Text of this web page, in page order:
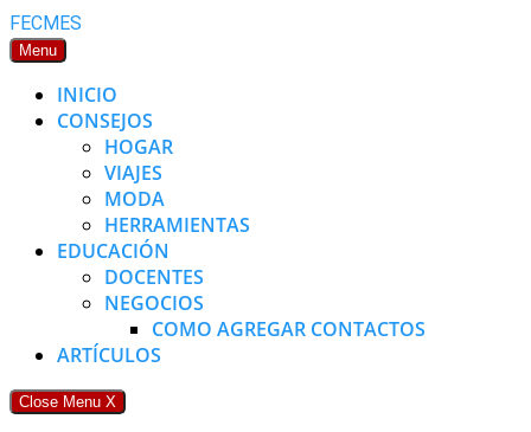
Skip
to
FECMES
Menu
INICIO
CONSEJOS
HOGAR
VIAJES
MODA
HERRAMIENTAS
EDUCACIÓN
DOCENTES
NEGOCIOS
COMO AGREGAR CONTACTOS
ARTÍCULOS
Close Menu X